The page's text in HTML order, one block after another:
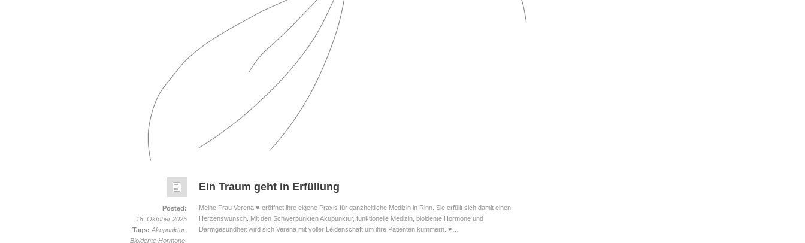
Ein Traum geht in Erfüllung
Meine Frau Verena ♥ eröffnet ihre eigene Praxis für ganzheitliche Medizin in Rinn. Sie erfüllt sich damit einen
Herzenswunsch. Mit den Schwerpunkten Akupunktur, funktionelle Medizin, bioidente Hormone und
Darmgesundheit wird sich Verena mit voller Leidenschaft um ihre Patienten kümmern. ♥…
Posted:
18. Oktober 2025
Tags: Akupunktur
Bioidente Hormone